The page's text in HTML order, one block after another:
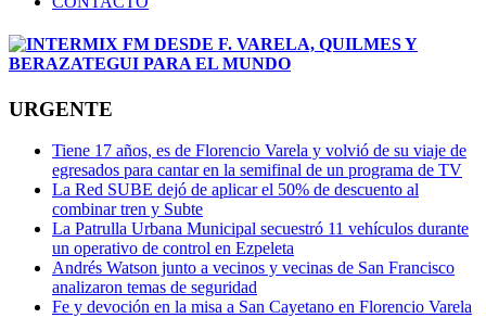
URGENTE
Tiene 17 años, es de Florencio Varela y volvió de su viaje de
egresados para cantar en la semifinal de un programa de TV
La Red SUBE dejó de aplicar el 50% de descuento al
combinar tren y Subte
La Patrulla Urbana Municipal secuestró 11 vehículos durante
un operativo de control en Ezpeleta
Andrés Watson junto a vecinos y vecinas de San Francisco
analizaron temas de seguridad
Fe y devoción en la misa a San Cayetano en Florencio Varela